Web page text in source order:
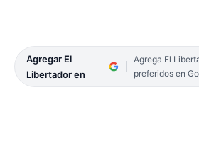
Agregar El
Libertador en
Agrega El
preferidos en